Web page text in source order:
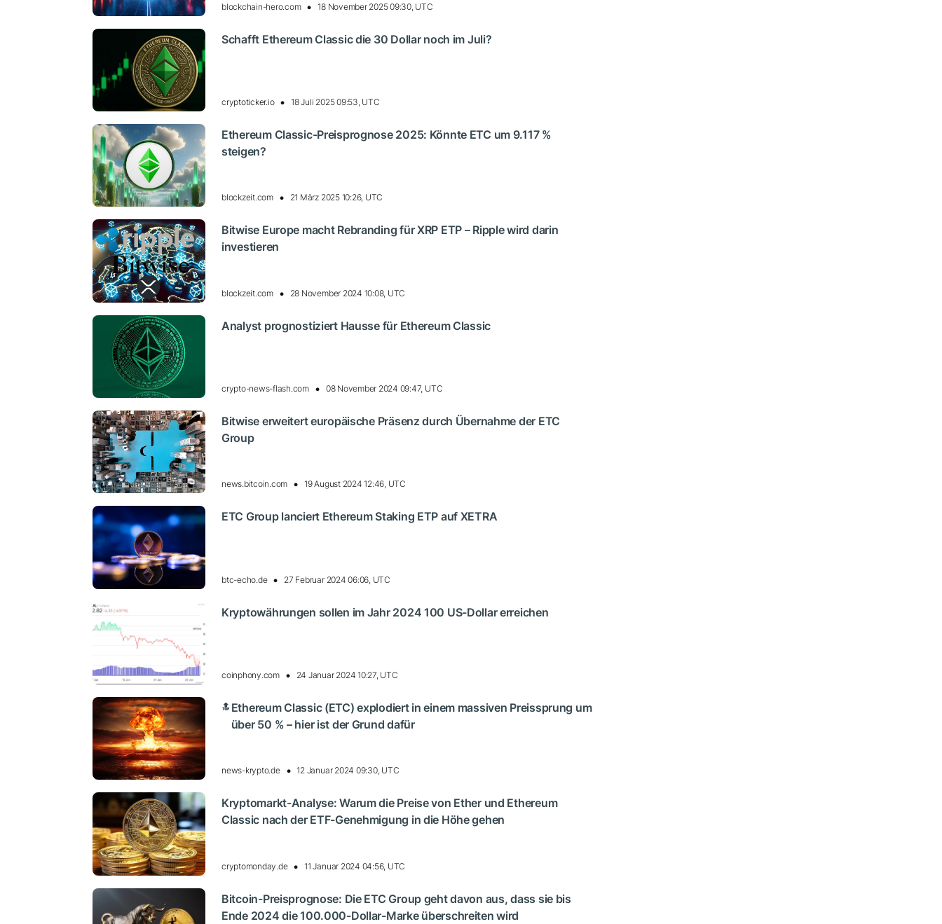
blockchain-hero.com 18 November 2025 09:30, UTC
Schafft Ethereum Classic die 30 Dollar noch im Juli?
cryptoticker.io 18 Juli 2025 09:53, UTC
Ethereum Classic-Preisprognose 2025: Könnte ETC um 9.117 %
steigen?
blockzeit.com 21 März 2025 10:26, UTC
Bitwise Europe macht Rebranding für XRP ETP – Ripple wird darin
investieren
blockzeit.com 28 November 2024 10:08, UTC
Analyst prognostiziert Hausse für Ethereum Classic
crypto-news-flash.com 08 November 2024 09:47, UTC
Bitwise erweitert europäische Präsenz durch Übernahme der ETC
Group
news.bitcoin.com 19 August 2024 12:46, UTC
ETC Group lanciert Ethereum Staking ETP auf XETRA
btc-echo.de 27 Februar 2024 06:06, UTC
Kryptowährungen sollen im Jahr 2024 100 US-Dollar erreichen
coinphony.com 24 Januar 2024 10:27, UTC
🔝 Ethereum Classic (ETC) explodiert in einem massiven Preissprung um
über 50 % – hier ist der Grund dafür
news-krypto.de 12 Januar 2024 09:30, UTC
Kryptomarkt-Analyse: Warum die Preise von Ether und Ethereum
Classic nach der ETF-Genehmigung in die Höhe gehen
cryptomonday.de 11 Januar 2024 04:56, UTC
Bitcoin-Preisprognose: Die ETC Group geht davon aus, dass sie bis
Ende 2024 die 100.000-Dollar-Marke überschreiten wird